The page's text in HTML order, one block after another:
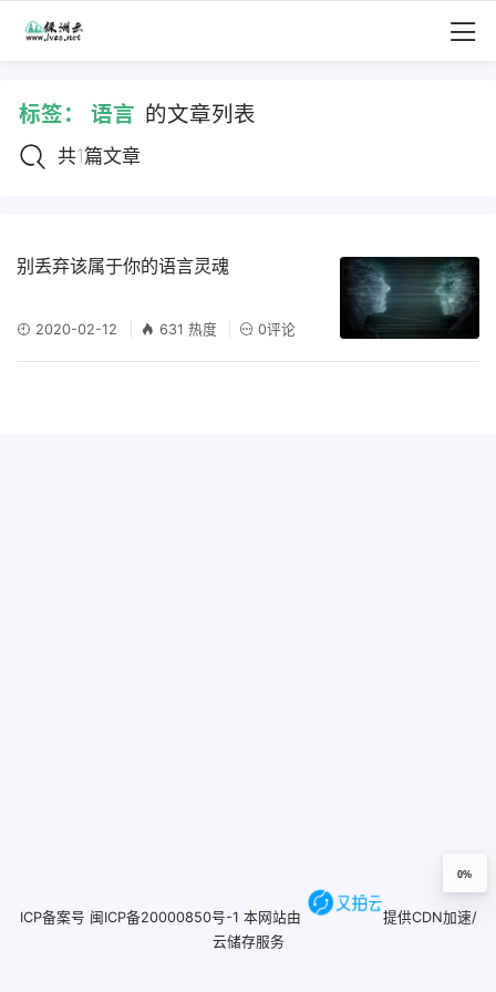
标签： 语言 的文章列表
共1篇文章
别丢弃该属于你的语言灵魂
2020-02-12 631 热度 0评论
0%
ICP备案号 闽ICP备20000850号-1 本网站由
提供CDN加速/
云储存服务